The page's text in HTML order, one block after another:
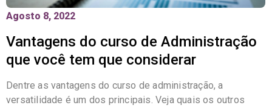
Agosto 8, 2022
Vantagens do curso de Administração
que você tem que considerar
Dentre as vantagens do curso de administração, a
versatilidade é um dos principais. Veja quais os outros